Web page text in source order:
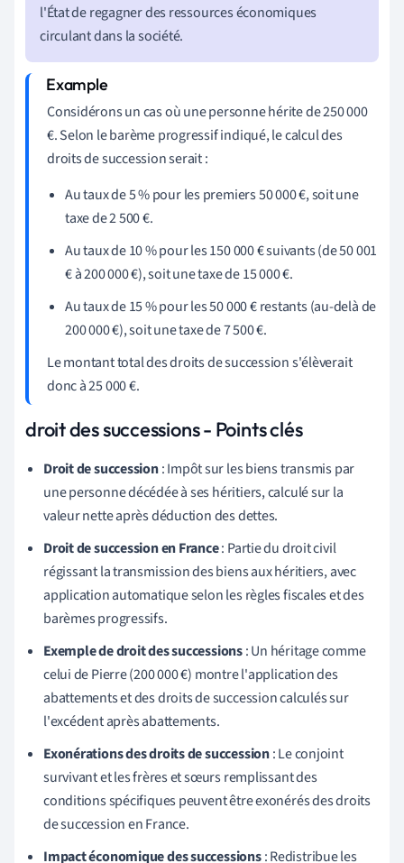
l'État de regagner des ressources économiques
circulant dans la société.
Considérons un cas où une personne hérite de 250 000
€. Selon le barème progressif indiqué, le calcul des
droits de succession serait :
Au taux de 5 % pour les premiers 50 000 €, soit une
taxe de 2 500 €.
Au taux de 10 % pour les 150 000 € suivants (de 50 001
€ à 200 000 €), soit une taxe de 15 000 €.
Au taux de 15 % pour les 50 000 € restants (au-delà de
200 000 €), soit une taxe de 7 500 €.
Le montant total des droits de succession s'élèverait
donc à 25 000 €.
droit des successions - Points clés
Droit de succession: Impôt sur les biens transmis par
une personne décédée à ses héritiers, calculé sur la
valeur nette après déduction des dettes.
Droit de succession en France: Partie du droit civil
régissant la transmission des biens aux héritiers, avec
application automatique selon les règles fiscales et des
barèmes progressifs.
Exemple de droit des successions: Un héritage comme
celui de Pierre (200 000 €) montre l'application des
abattements et des droits de succession calculés sur
l'excédent après abattements.
Exonérations des droits de succession: Le conjoint
survivant et les frères et sœurs remplissant des
conditions spécifiques peuvent être exonérés des droits
de succession en France.
Impact économique des successions: Redistribue les